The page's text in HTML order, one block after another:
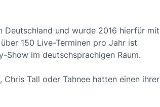
Deutschland und wurde 2016 hierfür mit
150 Live-Terminen pro Jahr ist
im deutschsprachigen Raum.
Tall oder Tahnee hatten einen ihrer